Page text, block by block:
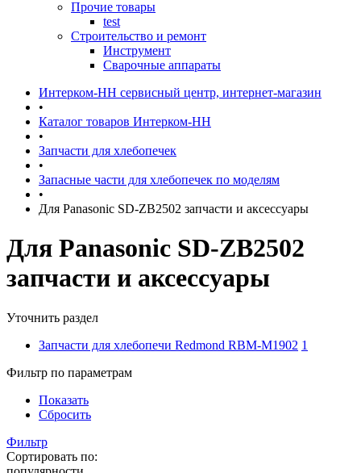
Прочие товары
test
Строительство и ремонт
Инструмент
Сварочные аппараты
Интерком-НН сервисный центр, интернет-магазин
•
Каталог товаров Интерком-НН
•
Запчасти для хлебопечек
•
Запасные части для хлебопечек по моделям
•
Для Panasonic SD-ZB2502 запчасти и аксессуары
Для Panasonic SD-ZB2502
запчасти и аксессуары
Уточнить раздел
Запчасти для хлебопечи Redmond RBM-M1902 1
Фильтр по параметрам
Показать
Сбросить
Фильтр
Сортировать по: